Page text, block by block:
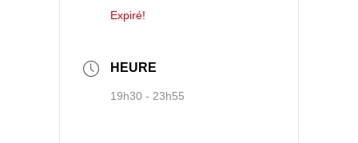
Expiré!
HEURE
19h30 - 23h55